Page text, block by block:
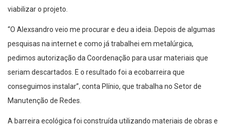
viabilizar o projeto.
“O Alexsandro veio me procurar e deu a ideia. Depois de algumas
pesquisas na internet e como já trabalhei em metalúrgica,
pedimos autorização da Coordenação para usar materiais que
seriam descartados. E o resultado foi a ecobarreira que
conseguimos instalar”, conta Plínio, que trabalha no Setor de
Manutenção de Redes.
A barreira ecológica foi construída utilizando materiais de obras e